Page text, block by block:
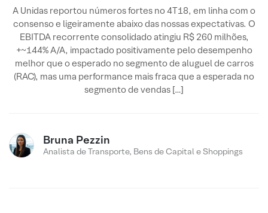
A Unidas reportou números fortes no 4T18, em linha com o
consenso e ligeiramente abaixo das nossas expectativas. O
EBITDA recorrente consolidado atingiu R$ 260 milhões,
+~144% A/A, impactado positivamente pelo desempenho
melhor que o esperado no segmento de aluguel de carros
(RAC), mas uma performance mais fraca que a esperada no
segmento de vendas […]
Bruna Pezzin
Analista de Transporte, Bens de Capital e Shoppings